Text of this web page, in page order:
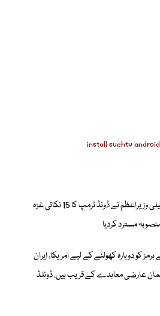
اسرائیلی وزیراعظم نے ڈونڈ ٹرمپ کا 15 نکاتی غزہ
مسترد کردیا
ہرمز کو دوبارہ کھولنے کے لیے امریکا، ایران
عارضی معاہدے کے قریب ہیں، ڈونلڈ